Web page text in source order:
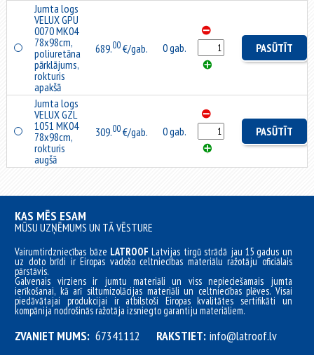
Jumta logs
VELUX GPU
0070 MK04
78x98cm,
poliuretāna
pārklājums,
rokturis
apakšā
689.00€/gab. 0 gab. PASŪTĪT
Jumta logs
VELUX GZL
1051 MK04
78x98cm,
rokturis
augšā
309.00€/gab. 0 gab. PASŪTĪT
KAS MĒS ESAM
MŪSU UZŅĒMUMS UN TĀ VĒSTURE
Vairumtirdzniecības bāze LATROOFLatvijas tirgū strādā jau 15 gadus un
uz doto brīdi ir Eiropas vadošo celtniecības materiālu ražotāju oficiālais
pārstāvis.
Galvenais virziens ir jumtu materiāli un viss nepieciešamais jumta
ierīkošanai, kā arī siltumizolācijas materiāli un celtniecības plēves. Visai
piedāvātajai produkcijai ir atbilstoši Eiropas kvalitātes sertifikāti un
kompānija nodrošinās ražotāja izsniegto garantiju materiāliem.
ZVANIET MUMS: 67341112 RAKSTIET: info@latroof.lv